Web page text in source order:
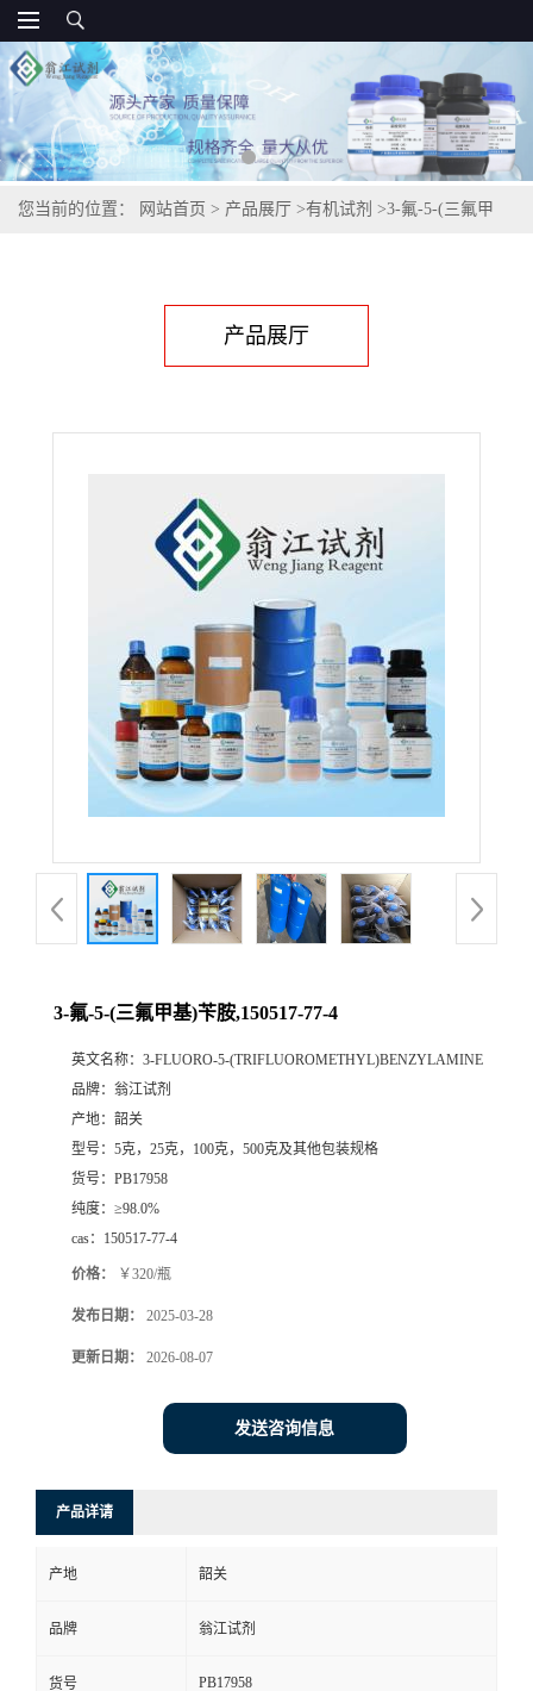
您当前的位置： 网站首页 > 产品展厅 >有机试剂 >3-氟-5-(三氟甲
产品展厅
3-氟-5-(三氟甲基)苄胺,150517-77-4
英文名称： 3-FLUORO-5-(TRIFLUOROMETHYL)BENZYLAMINE
品牌： 翁江试剂
产地： 韶关
型号： 5克，25克，100克，500克及其他包装规格
货号： PB17958
纯度： ≥98.0%
cas： 150517-77-4
价格： ￥320/瓶
发布日期： 2025-03-28
更新日期： 2026-08-07
发送咨询信息
产品详请
产地 韶关
品牌 翁江试剂
货号 PB17958